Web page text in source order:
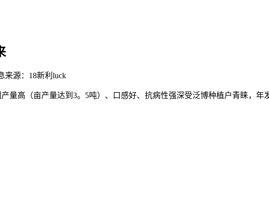
来源：18新利luck
高（亩产量达到3。5吨）、口感好、抗病性强深受泛博种植户青睐，年